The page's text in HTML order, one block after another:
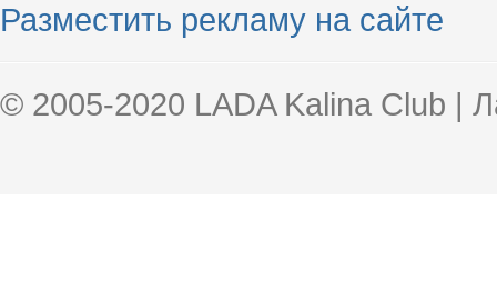
Разместить рекламу на сайте
© 2005-2020 LADA Kalina Club |